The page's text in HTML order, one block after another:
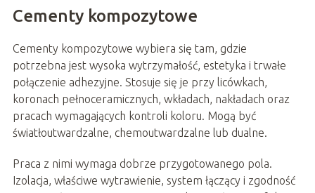
Cementy kompozytowe
Cementy kompozytowe wybiera się tam, gdzie
potrzebna jest wysoka wytrzymałość, estetyka i trwałe
połączenie adhezyjne. Stosuje się je przy licówkach,
koronach pełnoceramicznych, wkładach, nakładach oraz
pracach wymagających kontroli koloru. Mogą być
światłoutwardzalne, chemoutwardzalne lub dualne.
Praca z nimi wymaga dobrze przygotowanego pola.
Izolacja, właściwe wytrawienie, system łączący i zgodność